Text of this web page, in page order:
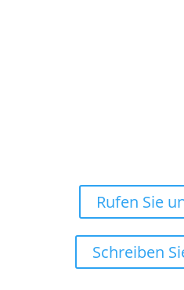
Rufen Sie
Schreiben